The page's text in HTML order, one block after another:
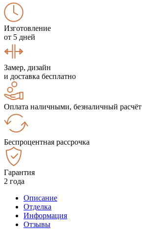
Изготовление
от 5 дней
Замер, дизайн
и доставка бесплатно
Оплата наличными, безналичный расчёт
Беспроцентная рассрочка
Гарантия
2 года
Описание
Отделка
Информация
Отзывы